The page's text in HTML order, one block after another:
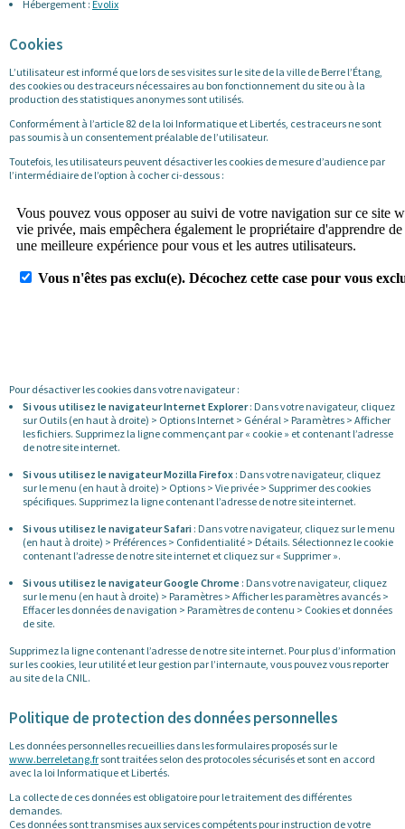
Hébergement : Evolix
Cookies
L’utilisateur est informé que lors de ses visites sur le site de la ville de Berre l’Étang,
des cookies ou des traceurs nécessaires au bon fonctionnement du site ou à la
production des statistiques anonymes sont utilisés.
Conformément à l’article 82 de la loi Informatique et Libertés, ces traceurs ne sont
pas soumis à un consentement préalable de l’utilisateur.
Toutefois, les utilisateurs peuvent désactiver les cookies de mesure d’audience par
l’intermédiaire de l’option à cocher ci-dessous :
Pour désactiver les cookies dans votre navigateur :
Si vous utilisez le navigateur Internet Explorer: Dans votre navigateur, cliquez
sur Outils (en haut à droite) > Options Internet > Général > Paramètres > Afficher
les fichiers. Supprimez la ligne commençant par « cookie » et contenant l’adresse
de notre site internet.
Si vous utilisez le navigateur Mozilla Firefox : Dans votre navigateur, cliquez
sur le menu (en haut à droite) > Options > Vie privée > Supprimer des cookies
spécifiques. Supprimez la ligne contenant l’adresse de notre site internet.
Si vous utilisez le navigateur Safari : Dans votre navigateur, cliquez sur le menu
(en haut à droite) > Préférences > Confidentialité > Détails. Sélectionnez le cookie
contenant l’adresse de notre site internet et cliquez sur « Supprimer ».
Si vous utilisez le navigateur Google Chrome : Dans votre navigateur, cliquez
sur le menu (en haut à droite) > Paramètres > Afficher les paramètres avancés >
Effacer les données de navigation > Paramètres de contenu > Cookies et données
de site.
Supprimez la ligne contenant l’adresse de notre site internet. Pour plus d’information
sur les cookies, leur utilité et leur gestion par l’internaute, vous pouvez vous reporter
au site de la CNIL.
Politique de protection des données personnelles
Les données personnelles recueillies dans les formulaires proposés sur le
www.berreletang.fr sont traitées selon des protocoles sécurisés et sont en accord
avec la loi Informatique et Libertés.
La collecte de ces données est obligatoire pour le traitement des différentes
demandes.
Ces données sont transmises aux services compétents pour instruction de votre